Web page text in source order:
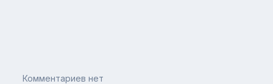
Комментариев нет